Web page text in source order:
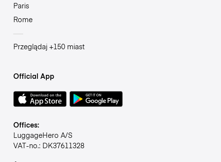
Paris
Rome
Przeglądaj +150 miast
Official App
Offices:
LuggageHero A/S
VAT-no.: DK37611328